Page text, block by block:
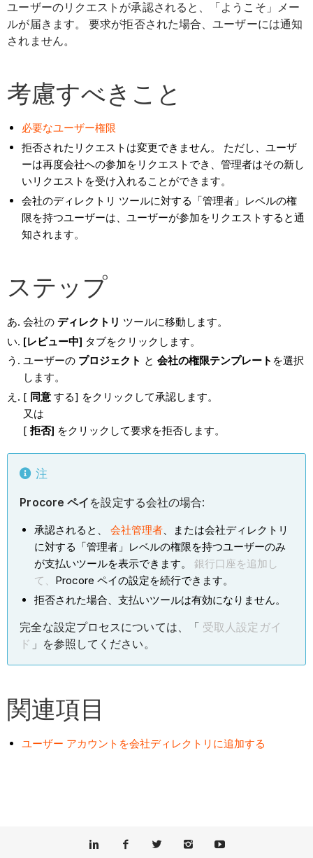
ユーザーのリクエストが承認されると、「ようこそ」メー
ルが届きます。 要求が拒否された場合、ユーザーには通知
されません。
考慮すべきこと
必要なユーザー権限
拒否されたリクエストは変更できません。 ただし、ユーザ
ーは再度会社への参加をリクエストでき、管理者はその新し
いリクエストを受け入れることができます。
会社のディレクトリ ツールに対する「管理者」レベルの権
限を持つユーザーは、ユーザーが参加をリクエストすると通
知されます。
ステップ
会社の ディレクトリ ツールに移動します。
[レビュー中] タブをクリックします。
ユーザーの プロジェクト と 会社の権限テンプレート を選択
します。
[ 同意する] をクリックして承認します。
又は
[ 拒否] をクリックして要求を拒否します。
注
Procore ペイ を設定する会社の場合:
承認されると、会社管理者、または会社ディレクトリ
に対する「管理者」レベルの権限を持つユーザーのみ
が支払いツールを表示できます。銀行口座を追加し
て、 Procore ペイの設定を続行できます。
拒否された場合、支払いツールは有効になりません。
完全な設定プロセスについては、「 受取人設定ガイ
ド 」を参照してください。
関連項目
ユーザー アカウントを会社ディレクトリに追加する